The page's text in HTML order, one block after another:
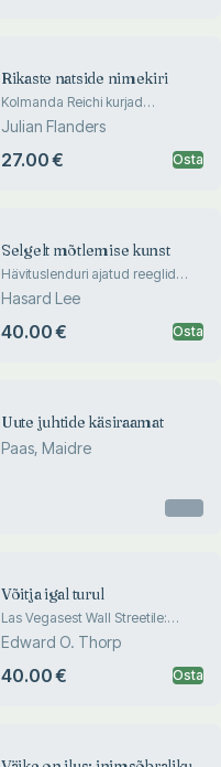
Rikaste natside nimekiri
Kolmanda Reichi kurjad
kasumikütid
Julian Flanders
27.00 € Osta
Selgelt mõtlemise kunst
Hävituslenduri ajatud reeglid
raskete otsuste langetamiseks
Hasard Lee
40.00 € Osta
Uute juhtide käsiraamat
Paas, Maidre
Võitja igal turul
Las Vegasest Wall Streetile:
kuidas ma diilerile ja turule ära
tegin
Edward O. Thorp
40.00 € Osta